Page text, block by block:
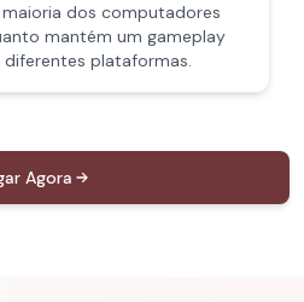
dos computadores
mantém um gameplay
plataformas.
Agora